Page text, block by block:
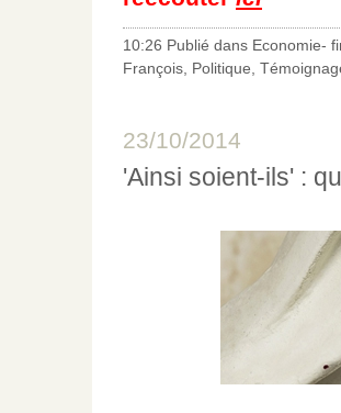
10:26 Publié dans Economie-
François Politique
23/10/2014
'Ainsi soient-ils' :